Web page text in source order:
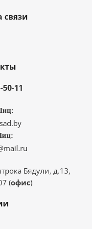
связи
50-11
Бядули, д.13,
(офис)